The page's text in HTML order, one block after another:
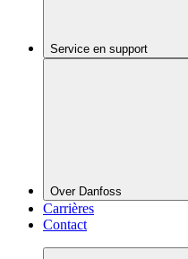
Service en support
Over Danfoss
Carrières
Contact